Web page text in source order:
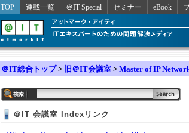
TOP 連載一覧 ＠IT Special セミナー eBook
＠IT総合トップ> 旧＠IT会議室 > Master of IP
＠IT 会議室 Indexリンク